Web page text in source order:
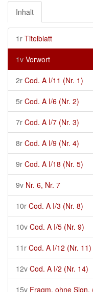
Inhalt
1r Titelblatt
1v Vorwort
2r Cod. A I/11 (Nr. 1)
5r Cod. A I/6 (Nr. 2)
7r Cod. A I/7 (Nr. 3)
8r Cod. A I/9 (Nr. 4)
9r Cod. A I/18 (Nr. 5)
9v Nr. 6, Nr. 7
10r Cod. A I/3 (Nr. 8)
10v Cod. A I/5 (Nr. 9)
11r Cod. A I/12 (Nr. 11)
12v Cod. A I/2 (Nr. 14)
15v Fragm. ohne Sign.